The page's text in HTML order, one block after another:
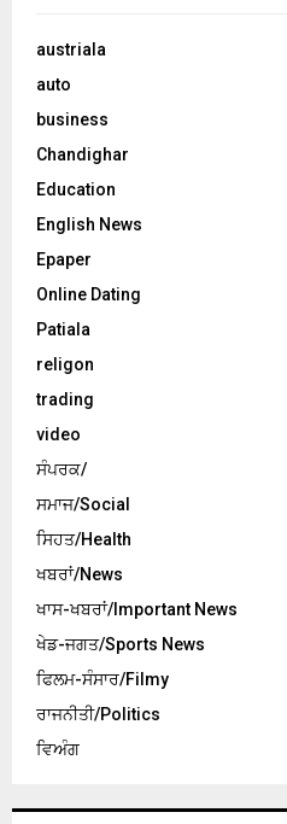
austriala
auto
business
Chandighar
Education
English News
Epaper
Online Dating
Patiala
religon
trading
video
ਸੰਪਰਕ/
ਸਮਾਜ/Social
ਸਿਹਤ/Health
ਖਬਰਾਂ/News
ਖਾਸ-ਖਬਰਾਂ/Important News
ਖੇਡ-ਜਗਤ/Sports News
ਫਿਲਮ-ਸੰਸਾਰ/Filmy
ਰਾਜਨੀਤੀ/Politics
ਵਿਅੰਗ